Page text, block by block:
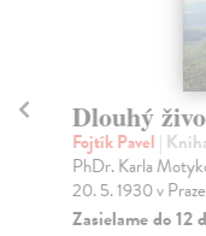
Dlouhý
Fojtík Pavel |
PhDr. Karla
20. 5. 1930 v
Zasielame do 12